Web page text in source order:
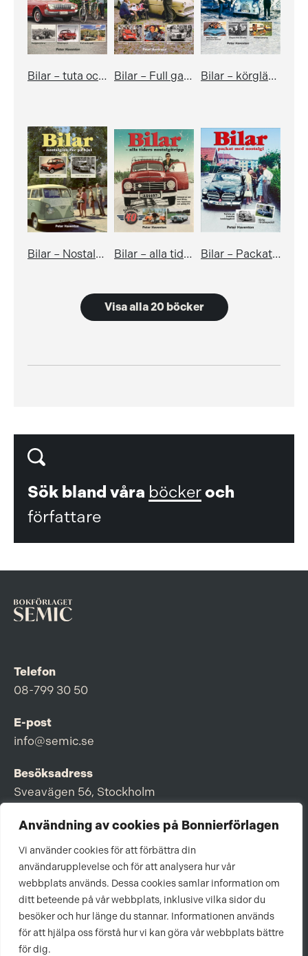
Användning av cookies på Bonnierförlagen
Vi använder cookies för att förbättra din
användarupplevelse och för att analysera hur vår
webbplats används. Dessa cookies samlar information om
ditt beteende på vår webbplats, inklusive vilka sidor du
besöker och hur länge du stannar. Informationen används
för att hjälpa oss förstå hur vi kan göra vår webbplats bättre
för dig.
Bilar – tuta och kör med nostalgiskt humör Bilar – Full gas och nostalgi Bilar – körglädje, resor och nostalgi
Bilar – Nostalgisk tur på hjul Bilar – alla tiders nostalgitripp Bilar – Packat med nostalgi
Visa alla 20 böcker
Sök bland våra böckeroch
författare
Telefon
08-799 30 50
E-post
info@semic.se
Besöksadress
Sveavägen 56, Stockholm
Postadress
Box 3159, 103 63 Stockholm
Om Bonnierförlagen
Cookies